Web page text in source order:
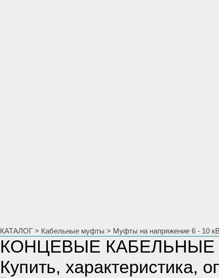
КАТАЛОГ > Кабельные муфты > Муфты на напряжение 6 - 10
КОНЦЕВЫЕ КАБЕЛЬНЫЕ
Купить, характеристика,